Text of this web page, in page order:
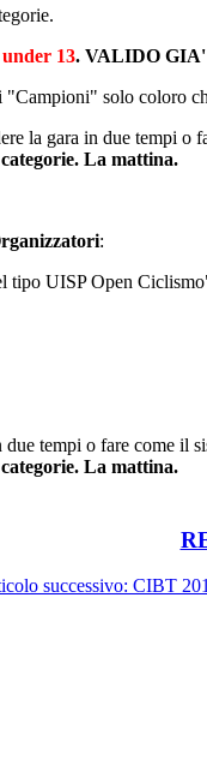
13. VALIDO
solo coloro
la gara in due tempi o
La mattina.
:
UISP Open
tempi o fare come il
La mattina.
successivo: CIBT